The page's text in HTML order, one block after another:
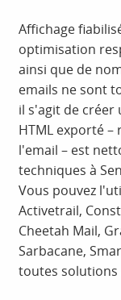
Affichage
optimisation
ainsi que de
emails ne sont
il s'agit de créer
HTML exporté
l'email – est
techniques à
Vous pouvez
Activetrail,
Cheetah Mail,
Sarbacane,
toutes solutions